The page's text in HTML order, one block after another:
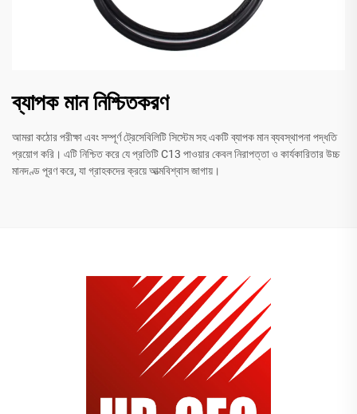
ব্যাপক মান নিশ্চিতকরণ
আমরা কঠোর পরীক্ষা এবং সম্পূর্ণ ট্রেসেবিলিটি সিস্টেম সহ একটি ব্যাপক মান ব্যবস্থাপনা পদ্ধতি
প্রয়োগ করি। এটি নিশ্চিত করে যে প্রতিটি C13 পাওয়ার কেবল নিরাপত্তা ও কার্যকারিতার উচ্চ
মানদণ্ড পূরণ করে, যা গ্রাহকদের ক্রয়ে আত্মবিশ্বাস জাগায়।